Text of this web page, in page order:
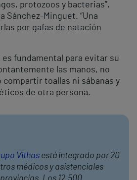
protozoos y bacterias”,
Sánchez-Minguet. “Una
por gafas de natación
fundamental para evitar su
las manos, no
toallas ni sábanas y
de otra persona.
Vithas está integrado por 20
médicos y asistenciales